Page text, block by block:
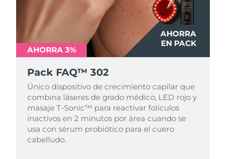
AHORRA
EN PACK
AHORRA 3%
Pack FAQ™ 302
Único dispositivo de crecimiento capilar que
combina láseres de grado médico, LED rojo y
masaje T-Sonic™ para reactivar folículos
inactivos en 2 minutos por área cuando se
usa con sérum probiótico para el cuero
cabelludo.
Estados Unidos Entrega prevista8/11/26
Uzbekistán Entrega prevista8/15/26